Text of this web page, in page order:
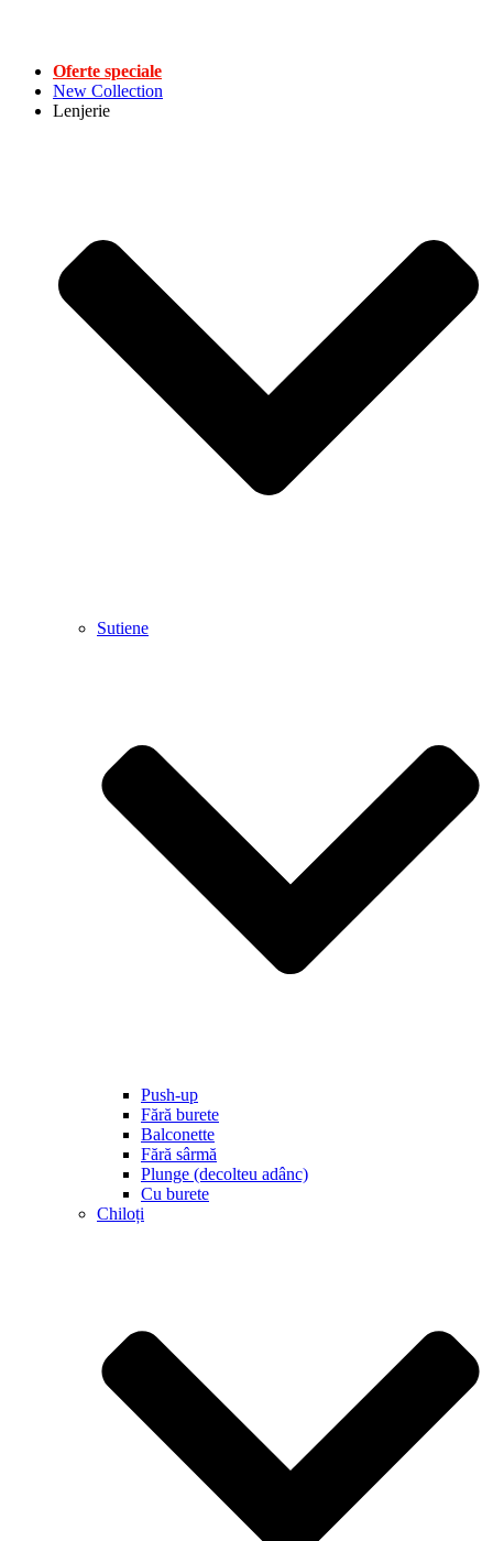
Oferte speciale
New Collection
Lenjerie
Sutiene
Push-up
Fără burete
Balconette
Fără sârmă
Plunge (decolteu adânc)
Cu burete
Chiloți